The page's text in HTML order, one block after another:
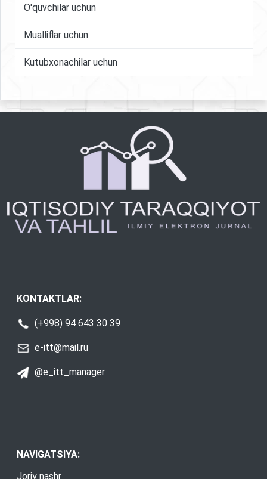
O'quvchilar uchun
Mualliflar uchun
Kutubxonachilar uchun
KONTAKTLAR:
(+998) 94 643 30 39
e-itt@mail.ru
@e_itt_manager
NAVIGATSIYA:
Joriy nashr